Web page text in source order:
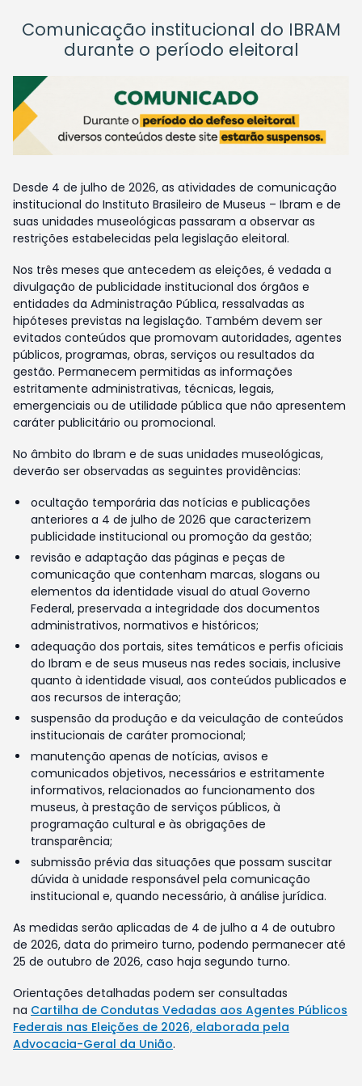
Comunicação institucional do IBRAM
durante o período eleitoral
Desde 4 de julho de 2026, as atividades de comunicação
institucional do Instituto Brasileiro de Museus – Ibram e de
suas unidades museológicas passaram a observar as
restrições estabelecidas pela legislação eleitoral.
Nos três meses que antecedem as eleições, é vedada a
divulgação de publicidade institucional dos órgãos e
entidades da Administração Pública, ressalvadas as
hipóteses previstas na legislação. Também devem ser
evitados conteúdos que promovam autoridades, agentes
públicos, programas, obras, serviços ou resultados da
gestão. Permanecem permitidas as informações
estritamente administrativas, técnicas, legais,
emergenciais ou de utilidade pública que não apresentem
caráter publicitário ou promocional.
No âmbito do Ibram e de suas unidades museológicas,
deverão ser observadas as seguintes providências:
ocultação temporária das notícias e publicações
anteriores a 4 de julho de 2026 que caracterizem
publicidade institucional ou promoção da gestão;
revisão e adaptação das páginas e peças de
comunicação que contenham marcas, slogans ou
elementos da identidade visual do atual Governo
Federal, preservada a integridade dos documentos
administrativos, normativos e históricos;
adequação dos portais, sites temáticos e perfis oficiais
do Ibram e de seus museus nas redes sociais, inclusive
quanto à identidade visual, aos conteúdos publicados e
aos recursos de interação;
suspensão da produção e da veiculação de conteúdos
institucionais de caráter promocional;
manutenção apenas de notícias, avisos e
comunicados objetivos, necessários e estritamente
informativos, relacionados ao funcionamento dos
museus, à prestação de serviços públicos, à
programação cultural e às obrigações de
transparência;
submissão prévia das situações que possam suscitar
dúvida à unidade responsável pela comunicação
institucional e, quando necessário, à análise jurídica.
As medidas serão aplicadas de 4 de julho a 4 de outubro
de 2026, data do primeiro turno, podendo permanecer até
25 de outubro de 2026, caso haja segundo turno.
Orientações detalhadas podem ser consultadas
na Cartilha de Condutas Vedadas aos Agentes Públicos
Federais nas Eleições de 2026, elaborada pela
Advocacia-Geral da União.